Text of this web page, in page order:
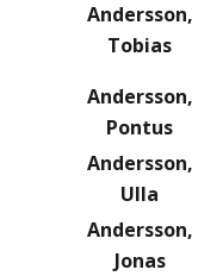
Andersson,
Tobias
Andersson,
Pontus
Andersson,
Ulla
Andersson,
Jonas